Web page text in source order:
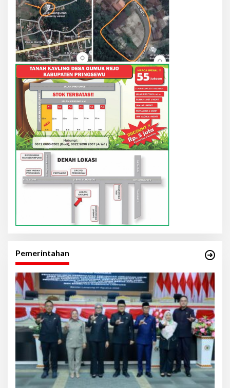
Pemerintahan